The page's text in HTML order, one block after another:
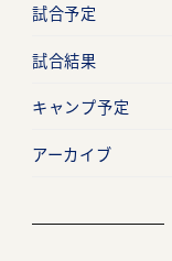
試合予定
試合結果
キャンプ予定
アーカイブ